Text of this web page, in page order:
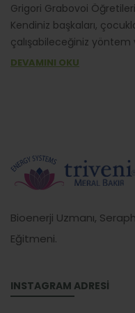
Grigori Grabovoi
Kendiniz başkaları,
çalışabileceğiniz yöntem
DEVAMINI OKU
Bioenerji Uzmanı,
Eğitmeni.
INSTAGRAM ADRESİ